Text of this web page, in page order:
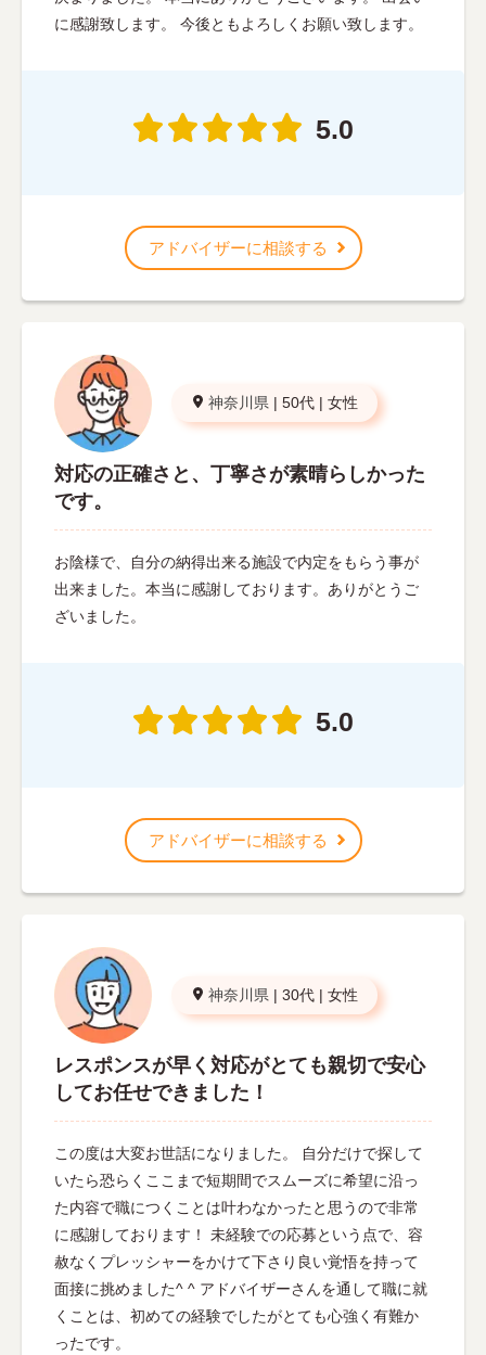
に感謝致します。 今後ともよろしくお願い致します。
5.0
アドバイザーに相談する
神奈川県 | 50代 | 女性
対応の正確さと、丁寧さが素晴らしかった
です。
お陰様で、自分の納得出来る施設で内定をもらう事が
出来ました。本当に感謝しております。ありがとうご
ざいました。
5.0
アドバイザーに相談する
神奈川県 | 30代 | 女性
レスポンスが早く対応がとても親切で安心
してお任せできました！
この度は大変お世話になりました。 自分だけで探して
いたら恐らくここまで短期間でスムーズに希望に沿っ
た内容で職につくことは叶わなかったと思うので非常
に感謝しております！ 未経験での応募という点で、容
赦なくプレッシャーをかけて下さり良い覚悟を持って
面接に挑めました^ ^ アドバイザーさんを通して職に就
くことは、初めての経験でしたがとても心強く有難か
ったです。